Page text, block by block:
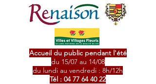
Accueil du public pendant l'été
du 15/07 au 14/08
du lundi au vendredi : 8h/12h
Tél : 04 77 64 40 22